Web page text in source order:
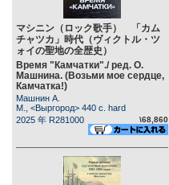
マシニン（ロック歌手） 「カム
チャツカ」時代（ヴィクトル・ツ
ォイの聖地の全歴史）
Время "Камчатки"./ ред. О.
Машнина. (Возьми мое сердце,
Камчатка!)
Машнин А.
М., <Выргород> 440 c. hard
2025 年 R281000
\68,860